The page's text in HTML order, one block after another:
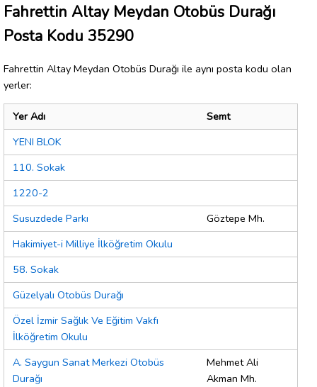
Fahrettin Altay Meydan Otobüs Durağı
Posta Kodu 35290
Fahrettin Altay Meydan Otobüs Durağı ile aynı posta kodu olan
yerler:
Yer Adı
Semt
YENI BLOK
110. Sokak
1220-2
Susuzdede Parkı
Göztepe Mh.
Hakimiyet-i Milliye İlköğretim Okulu
58. Sokak
Güzelyalı Otobüs Durağı
Özel İzmir Sağlık Ve Eğitim Vakfı
İlköğretim Okulu
A. Saygun Sanat Merkezi Otobüs
Durağı
Mehmet Ali
Akman Mh.